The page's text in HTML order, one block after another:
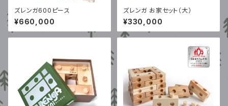
ズレンガ600ピース
¥660,000
ズレンガ お家セット（大）
¥330,000